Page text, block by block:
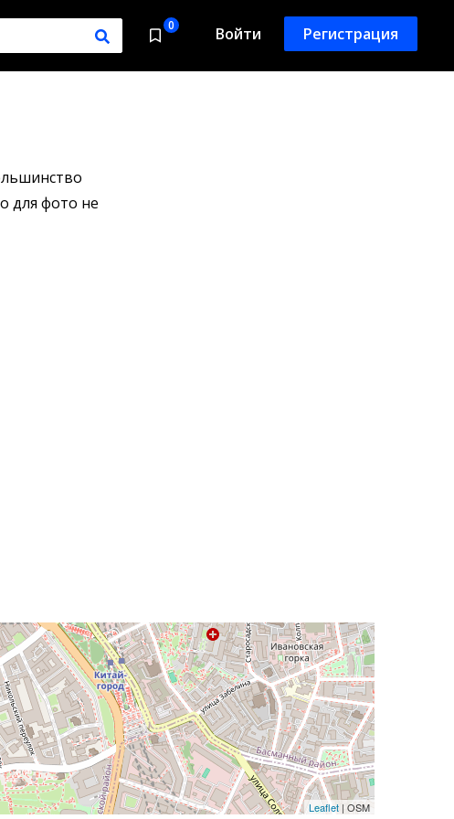
0 Войти Регистрация
для фото не
Leaflet | OSM